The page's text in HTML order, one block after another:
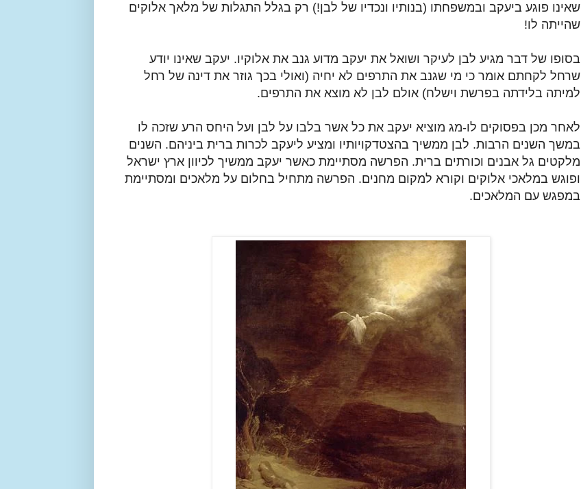
שאינו פוגע ביעקב ובמשפחתו (בנותיו ונכדיו של לבן!) רק בגלל התגלות של מלאך אלוקים
שהייתה לו!
בסופו של דבר מגיע לבן לעיקר ושואל את יעקב מדוע גנב את אלוקיו. יעקב שאינו יודע
שרחל לקחתם אומר כי מי שגנב את התרפים לא יחיה (ואולי בכך גוזר את דינה של רחל
למיתה בלידתה בפרשת וישלח) אולם לבן לא מוצא את התרפים.
לאחר מכן בפסוקים לו-מג מוציא יעקב את כל אשר בלבו על לבן ועל היחס הרע שזכה לו
במשך השנים הרבות. לבן ממשיך בהצטדקויותיו ומציע ליעקב לכרות ברית ביניהם. השנים
מלקטים גל אבנים וכורתים ברית. הפרשה מסתיימת כאשר יעקב ממשיך לכיוון ארץ ישראל
ופוגש במלאכי אלוקים וקורא למקום מחנים. הפרשה מתחיל בחלום על מלאכים ומסתיימת
במפגש עם המלאכים.